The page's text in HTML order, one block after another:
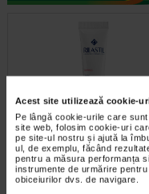
Acest site utilizează cookie-
Pe lângă cookie-urile care
site web, folosim cookie-uri
pe site-ul nostru și ajută la
ul, de exemplu, făcând
pentru a măsura performanța
instrumente de urmărire
obiceiurilor dvs. de navigare.
DIFESA Crema pentru
ochilor, 15 ml, RILASTIL